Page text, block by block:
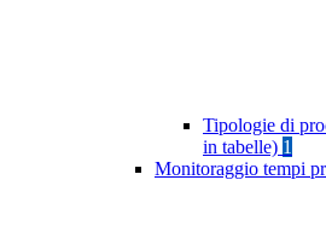
Tipologie di
in tabelle) 1
Monitoraggio tempi